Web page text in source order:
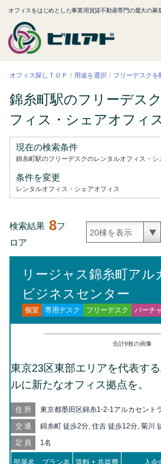
オフィスをはじめとした事業用賃貸不動産専門の最大の募
オフィス探しＴＯＰ 用途を選択 フリーデスクを
錦糸町駅のフリーデス
フィス・シェアオフィ
現在の検索条件
錦糸町駅のフリーデスクのレンタルオフィス・シ
条件を変更
レンタルオフィス・シェアオフィス
検索結果 8フ
ロア
リージャス錦糸町ア
ビジネスセンター
個室 専用デスク フリーデスク バーチ
合計9枚の画像
東京23区東部エリアを代表す
ルに新たなオフィス拠点を。
住所 東京都墨田区錦糸1-2-1アルカセント
交通
錦糸町 徒歩2分, 住吉 徒歩12分, 菊川
スカイツリー 徒歩19分, 森下 徒歩19
定員 1名